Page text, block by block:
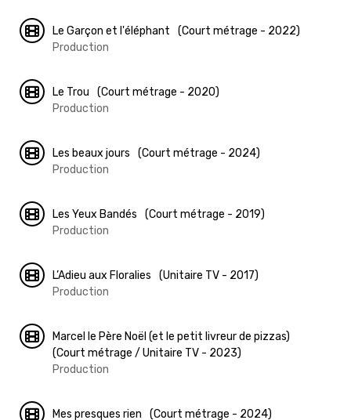
Le Garçon et l'éléphant
(Court métrage - 2022)
Production
Le Trou
(Court métrage - 2020)
Production
Les beaux jours
(Court métrage - 2024)
Production
Les Yeux Bandés
(Court métrage - 2019)
Production
L’Adieu aux Floralies
(Unitaire TV - 2017)
Production
Marcel le Père Noël (et le petit livreur de pizzas)
(Court métrage / Unitaire TV - 2023)
Production
Mes presques rien (Court métrage - 2024)